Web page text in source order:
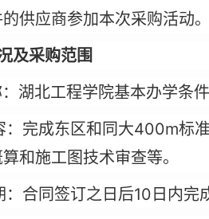
供应商参加本次采购活动
及采购范围
湖北工程学院基本办学条
完成东区和同大400m标
和施工图技术审查等。
：合同签订之日后10 日内完